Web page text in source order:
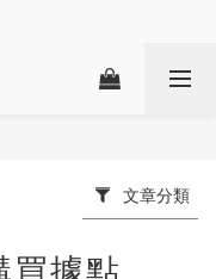
文章分類
買據點